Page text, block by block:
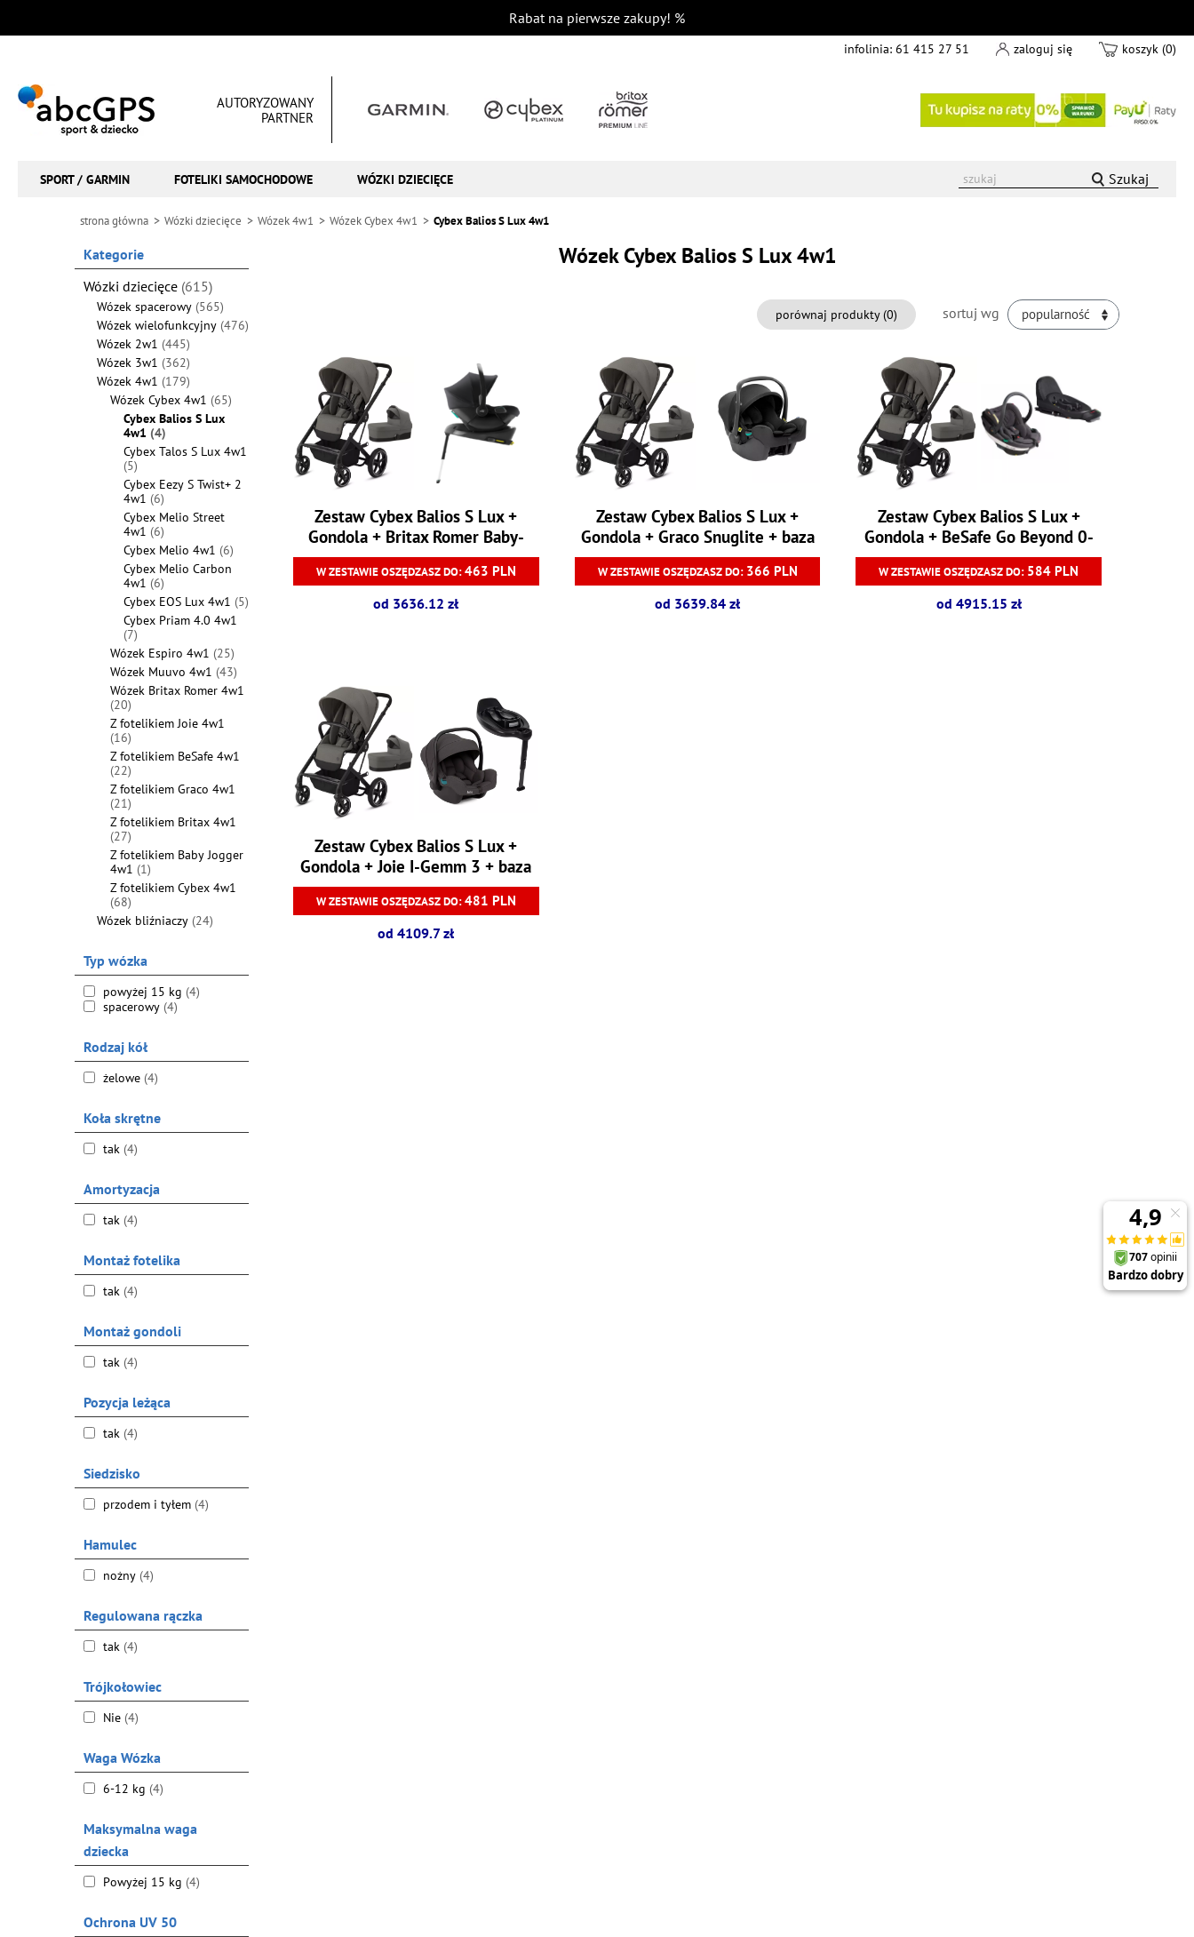
Rabat na pierwsze zakupy! %
infolinia: 61 415 27 51 zaloguj się koszyk (0)
AUTORYZOWANY
PARTNER
SPORT / GARMIN FOTELIKI SAMOCHODOWE WÓZKI DZIECIĘCE Szukaj
strona główna Wózki dziecięce Wózek 4w1 Wózek Cybex 4w1 Cybex Balios S Lux 4w1
Kategorie
Wózki dziecięce (615)
Wózek spacerowy (565)
Wózek wielofunkcyjny (476)
Wózek 2w1 (445)
Wózek 3w1 (362)
Wózek 4w1 (179)
Wózek Cybex 4w1 (65)
Cybex Balios S Lux
4w1 (4)
Cybex Talos S Lux 4w1
(5)
Cybex Eezy S Twist+ 2
4w1 (6)
Cybex Melio Street
4w1 (6)
Cybex Melio 4w1 (6)
Cybex Melio Carbon
4w1 (6)
Cybex EOS Lux 4w1 (5)
Cybex Priam 4.0 4w1
(7)
Wózek Espiro 4w1 (25)
Wózek Muuvo 4w1 (43)
Wózek Britax Romer 4w1
(20)
Z fotelikiem Joie 4w1
(16)
Z fotelikiem BeSafe 4w1
(22)
Z fotelikiem Graco 4w1
(21)
Z fotelikiem Britax 4w1
(27)
Z fotelikiem Baby Jogger
4w1 (1)
Z fotelikiem Cybex 4w1
(68)
Wózek bliźniaczy (24)
Typ wózka
powyżej 15 kg (4)
spacerowy (4)
Rodzaj kół
żelowe (4)
Koła skrętne
tak (4)
Amortyzacja
tak (4)
Montaż fotelika
tak (4)
Montaż gondoli
tak (4)
Pozycja leżąca
tak (4)
Siedzisko
przodem i tyłem (4)
Hamulec
nożny (4)
Regulowana rączka
tak (4)
Trójkołowiec
Nie (4)
Waga Wózka
6-12 kg (4)
Maksymalna waga
dziecka
Powyżej 15 kg (4)
Ochrona UV 50
Wózek Cybex Balios S Lux 4w1
sortuj wg popularność
porównaj produkty (0)
Zestaw Cybex Balios S Lux +
Gondola + Britax Romer Baby-
Safe Core 0-13kg + baza Baby-
Safe Core
W ZESTAWIE OSZĘDZASZ DO:463 PLN
od 3636.12 zł
Zestaw Cybex Balios S Lux +
Gondola + Graco Snuglite + baza
Snugturn i-size 0-13 kg
W ZESTAWIE OSZĘDZASZ DO: 366 PLN
od 3639.84 zł
Zestaw Cybex Balios S Lux +
Gondola + BeSafe Go Beyond 0-
13 kg + Baza
W ZESTAWIE OSZĘDZASZ DO: 584 PLN
od 4915.15 zł
Zestaw Cybex Balios S Lux +
Gondola + Joie I-Gemm 3 + baza
I-Base Encore 0-13 kg
W ZESTAWIE OSZĘDZASZ DO:481 PLN
od 4109.7 zł